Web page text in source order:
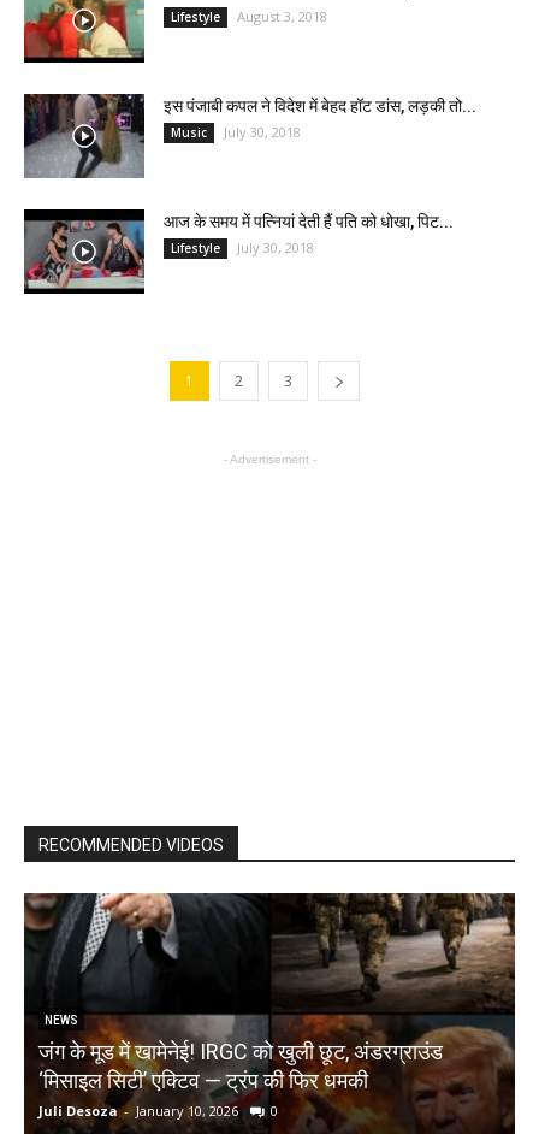
Lifestyle August 3, 2018
इस पंजाबी कपल ने विदेश में बेहद हॉट डांस, लड़की तो...
Music July 30, 2018
आज के समय में पत्नियां देती हैं पति को धोखा, पिट...
Lifestyle July 30, 2018
1 2 3
- Advertisement -
RECOMMENDED VIDEOS
NEWS
जंग के मूड में खामेनेई! IRGC को खुली छूट, अंडरग्राउंड
‘मिसाइल सिटी’ एक्टिव — ट्रंप की फिर धमकी
Juli Desoza - January 10, 2026 0